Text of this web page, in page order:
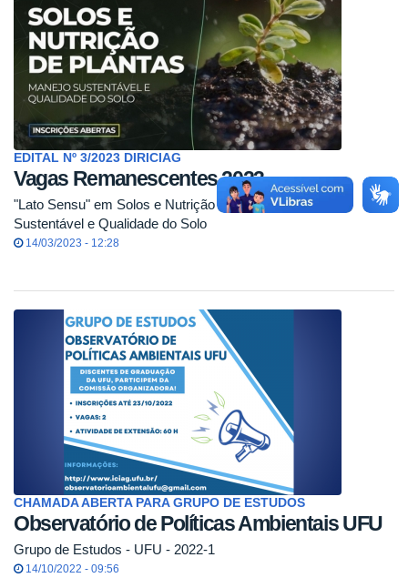
EDITAL Nº 3/2023 DIRICIAG
Vagas Remanescentes 2023
"Lato Sensu" em Solos e Nutrição de Plantas – Manejo
Sustentável e Qualidade do Solo
14/03/2023 - 12:28
CHAMADA ABERTA PARA GRUPO DE ESTUDOS
Observatório de Políticas Ambientais UFU
Grupo de Estudos - UFU - 2022-1
14/10/2022 - 09:56